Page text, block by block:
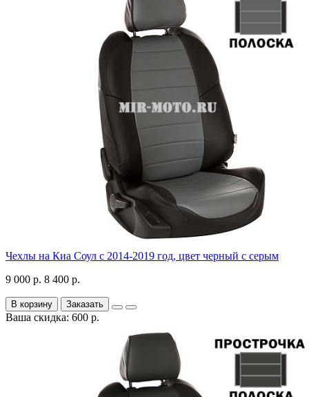
Чехлы на Киа Соул с 2014-2019 год, цвет черный с серым
9 000 р. 8 400 р.
В корзину Заказать
Ваша скидка: 600 р.